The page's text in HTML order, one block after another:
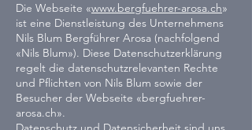
Die Webseite «www.bergfuehrer-arosa.ch»
ist eine Dienstleistung des Unternehmens
Nils Blum Bergführer Arosa (nachfolgend
«Nils Blum»). Diese Datenschutzerklärung
regelt die datenschutzrelevanten Rechte
und Pflichten von Nils Blum sowie der
Besucher der Webseite «bergfuehrer-
arosa.ch».